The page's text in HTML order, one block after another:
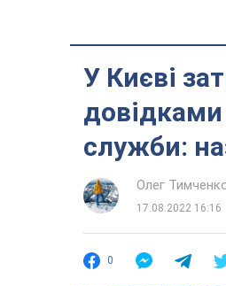
У Києві
довідками
служби:
Олег
17.08.2022 16:16
0